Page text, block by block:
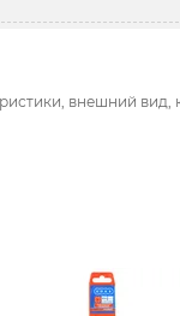
внешний